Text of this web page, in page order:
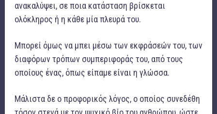
ανακαλύψει, σε ποια κατάσταση βρίσκεται
ολόκληρος ή η κάθε μία πλευρά του.
Μπορεί όμως να μπει μέσω των εκφράσεών του, των
διαφόρων τρόπων συμπεριφοράς του, από τους
οποίους ένας, όπως είπαμε είναι η γλώσσα.
Μάλιστα δε ο προφορικός λόγος, ο οποίος συνεδέθη